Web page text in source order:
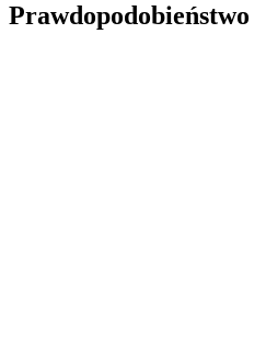
Prawdopodobieństwo